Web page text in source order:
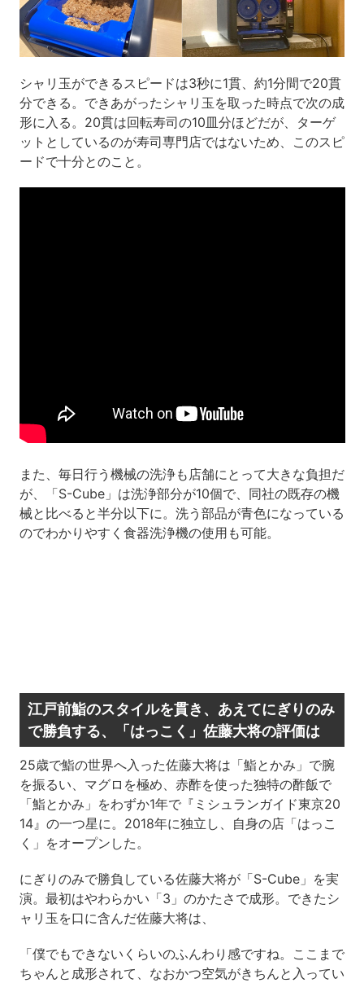
シャリ玉ができるスピードは3秒に1貫、約1分間で20貫
分できる。できあがったシャリ玉を取った時点で次の成
形に入る。20貫は回転寿司の10皿分ほどだが、ターゲ
ットとしているのが寿司専門店ではないため、このスピ
ードで十分とのこと。
また、毎日行う機械の洗浄も店舗にとって大きな負担だ
が、「S-Cube」は洗浄部分が10個で、同社の既存の機
械と比べると半分以下に。洗う部品が青色になっている
のでわかりやすく食器洗浄機の使用も可能。
江戸前鮨のスタイルを貫き、あえてにぎりのみ
で勝負する、「はっこく」佐藤大将の評価は
25歳で鮨の世界へ入った佐藤大将は「鮨とかみ」で腕
を振るい、マグロを極め、赤酢を使った独特の酢飯で
「鮨とかみ」をわずか1年で『ミシュランガイド東京20
14』の一つ星に。2018年に独立し、自身の店「はっこ
く」をオープンした。
にぎりのみで勝負している佐藤大将が「S-Cube」を実
演。最初はやわらかい「3」のかたさで成形。できたシ
ャリ玉を口に含んだ佐藤大将は、
「僕でもできないくらいのふんわり感ですね。ここまで
ちゃんと成形されて、なおかつ空気がきちんと入ってい